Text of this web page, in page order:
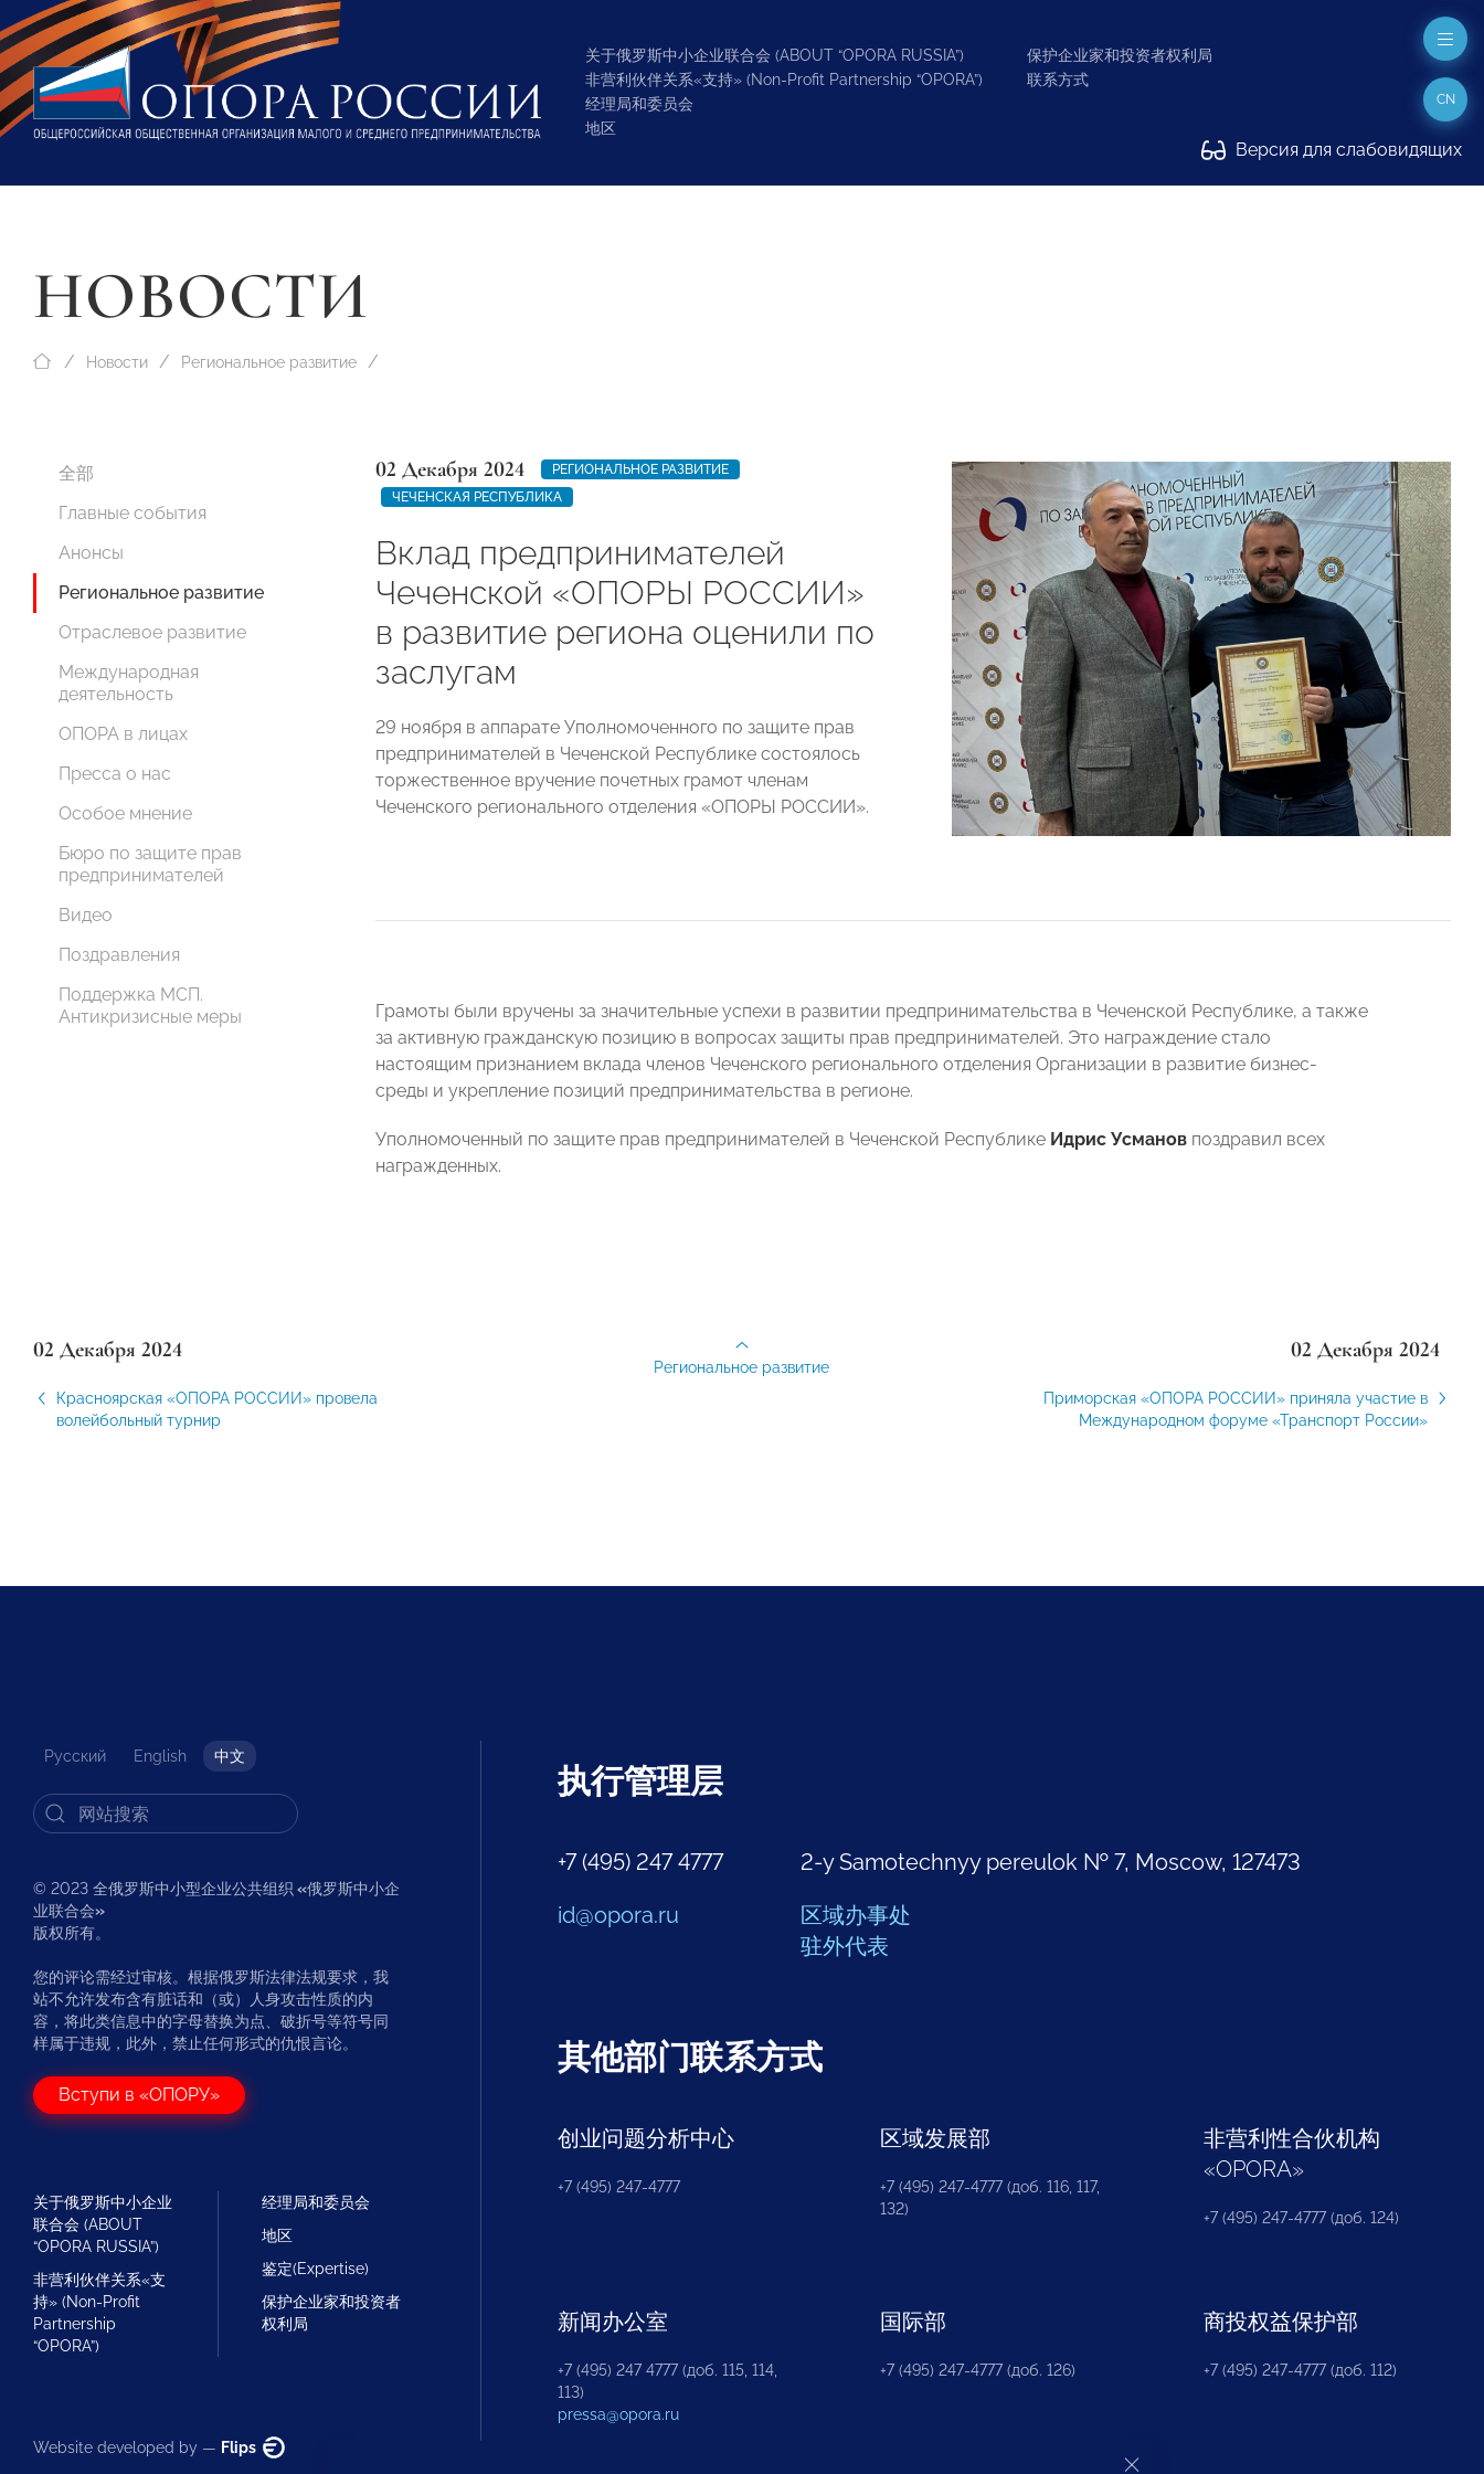
关于俄罗斯中小企业联合会 (ABOUT “OPORA RUSSIA”)
非营利伙伴关系«支持» (Non-Profit Partnership “OPORA”)
经理局和委员会
地区
保护企业家和投资者权利局
联系方式
Версия для слабовидящих
CN
НОВОСТИ
Новости Региональное развитие
全部
Главные события
Анонсы
Региональное развитие
Отраслевое развитие
Международная
деятельность
ОПОРА в лицах
Пресса о нас
Особое мнение
Бюро по защите прав
предпринимателей
Видео
Поздравления
Поддержка МСП.
Антикризисные меры
02 Декабря 2024
РЕГИОНАЛЬНОЕ РАЗВИТИЕ
ЧЕЧЕНСКАЯ РЕСПУБЛИКА
Вклад предпринимателей
Чеченской «ОПОРЫ РОССИИ»
в развитие региона оценили по
заслугам
29 ноября в аппарате Уполномоченного по защите прав
предпринимателей в Чеченской Республике состоялось
торжественное вручение почетных грамот членам
Чеченского регионального отделения «ОПОРЫ РОССИИ».
Грамоты были вручены за значительные успехи в развитии предпринимательства в Чеченской Республике, а также
за активную гражданскую позицию в вопросах защиты прав предпринимателей. Это награждение стало
настоящим признанием вклада членов Чеченского регионального отделения Организации в развитие бизнес-
среды и укрепление позиций предпринимательства в регионе.
Уполномоченный по защите прав предпринимателей в Чеченской Республике Идрис Усманов поздравил всех
награжденных.
02 Декабря 2024
Красноярская «ОПОРА РОССИИ» провела
волейбольный турнир
02 Декабря 2024
Приморская «ОПОРА РОССИИ» приняла участие в
Международном форуме «Транспорт России»
Региональное развитие
Русский English 中文
© 2023 全俄罗斯中小型企业公共组织 «俄罗斯中小企
业联合会»
版权所有。
您的评论需经过审核。根据俄罗斯法律法规要求，我
站不允许发布含有脏话和（或）人身攻击性质的内
容，将此类信息中的字母替换为点、破折号等符号同
样属于违规，此外，禁止任何形式的仇恨言论。
Вступи в «ОПОРУ»
关于俄罗斯中小企业
联合会 (ABOUT
“OPORA RUSSIA”)
非营利伙伴关系«支
持» (Non-Profit
Partnership
“OPORA”)
经理局和委员会
地区
鉴定(Expertise)
保护企业家和投资者
权利局
Website developed by — Flips
执行管理层
+7 (495) 247 4777
id@opora.ru
2-y Samotechnyy pereulok № 7, Moscow, 127473
区域办事处
驻外代表
其他部门联系方式
创业问题分析中心
+7 (495) 247-4777
区域发展部
+7 (495) 247-4777 (доб. 116, 117,
132)
非营利性合伙机构
«OPORA»
+7 (495) 247-4777 (доб. 124)
新闻办公室
+7 (495) 247 4777 (доб. 115, 114,
113)
pressa@opora.ru
国际部
+7 (495) 247-4777 (доб. 126)
商投权益保护部
+7 (495) 247-4777 (доб. 112)